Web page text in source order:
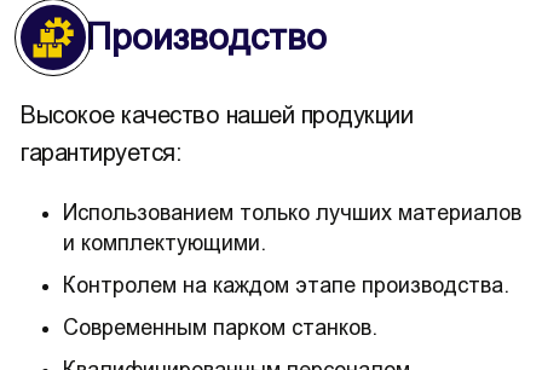
Производство
Высокое качество нашей продукции
гарантируется:
Использованием только лучших материалов
и комплектующими.
Контролем на каждом этапе производства.
Современным парком станков.